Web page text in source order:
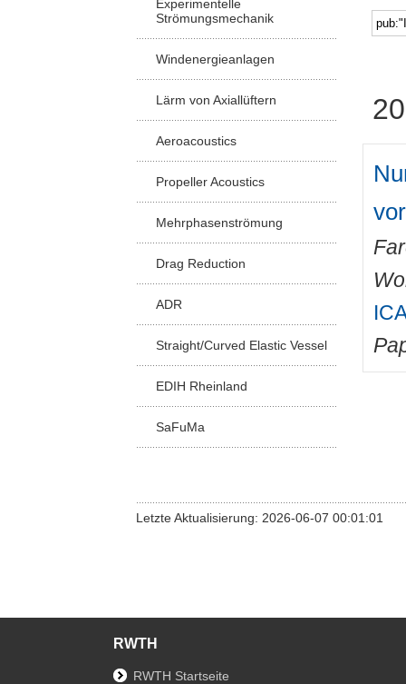
Experimentelle
Strömungsmechanik
Windenergieanlagen
Lärm von Axiallüftern
Aeroacoustics
Propeller Acoustics
Mehrphasenströmung
Drag Reduction
ADR
Straight/Curved Elastic Vessel
EDIH Rheinland
SaFuMa
Letzte Aktualisierung: 2026-06-07 00:01:01
RWTH
RWTH Startseite